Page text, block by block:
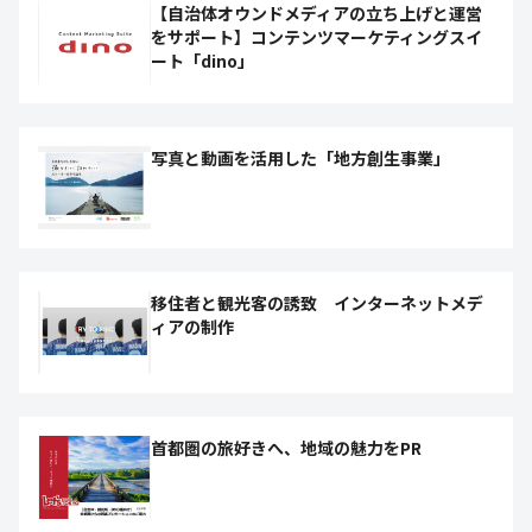
【自治体オウンドメディアの立ち上げと運営
をサポート】コンテンツマーケティングスイ
ート「dino」
写真と動画を活用した「地方創生事業」
移住者と観光客の誘致 インターネットメデ
ィアの制作
首都圏の旅好きへ、地域の魅力をPR